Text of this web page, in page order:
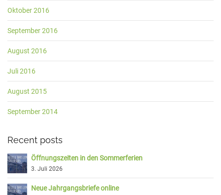
Oktober 2016
September 2016
August 2016
Juli 2016
August 2015
September 2014
Recent posts
Öffnungszeiten in den Sommerferien
3. Juli 2026
Neue Jahrgangsbriefe online